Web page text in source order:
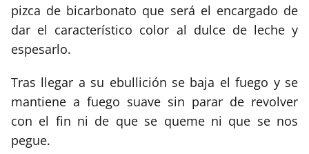
pizca de bicarbonato que será el encargado de
dar el característico color al dulce de leche y
espesarlo.
Tras llegar a su ebullición se baja el fuego y se
mantiene a fuego suave sin parar de revolver
con el fin ni de que se queme ni que se nos
pegue.